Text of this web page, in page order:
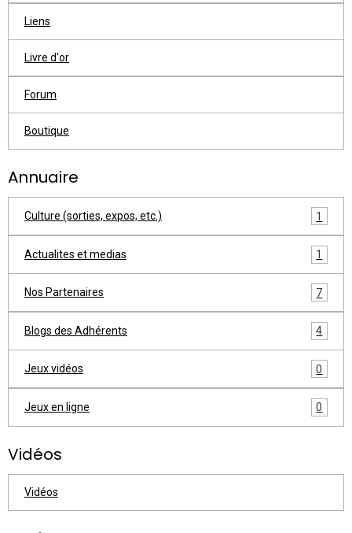
Liens
Livre d'or
Forum
Boutique
Annuaire
Culture (sorties, expos, etc.) 1
Actualites et medias 1
Nos Partenaires 7
Blogs des Adhérents 4
Jeux vidéos 0
Jeux en ligne 0
Vidéos
Vidéos